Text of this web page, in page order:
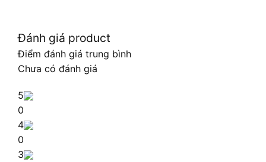
Đánh giá product
Điểm đánh giá trung bình
Chưa có đánh giá
5
0
4
0
3